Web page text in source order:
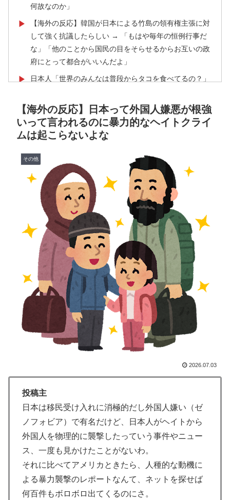
何故なのか」
▶
【海外の反応】韓国が日本による竹島の領有権主張に対
して強く抗議したらしい → 「もはや毎年の恒例行事だ
な」「他のことから国民の目をそらせるからお互いの政
府にとって都合がいいんだよ」
▶ 日本人「世界のみんなは普段からタコを食べてるの？」
83点でようやく信じた」
▶
海外「先進国で日本だけパスポート所有率が低すぎる、
何故なのか」
▶ 韓国政府、謝罪をすれば賠償を放棄する案を日本側に提
示するも拒否される＝韓国の反応
海外「中国が世界資産税を導入。財政不足を海外資産へ
の課税で補おうとする」
海外「コーヒー1杯が6ドルって何なんだ、レシートを二
度見した」値上げで買うのをやめたもの…
海外「ディズニーがゴミのようだ！」日本がアニメ化し
た米人気SF作品に絶賛の声が殺到中
▶ 韓国人「意外に日本との関係が深い地球の裏側の国がこ
ちらです‥」→「国境を越えた驚くべき歴史のつなが
り‥」
▶
移民ベトナム女達の宅飲み、レベチｗｗｗｗｗｗｗｗｗ
ｗｗｗｗｗｗｗｗｗｗｗｗｗｗｗ
【海外の反応】今永昇太、好調の秘訣はスマホ画面だと
イマナガ節を炸裂「NPBでは面白さが必須条件なの？」
▶ 増水した川に取り残されたアライグマ、パドルボードで
救助されて人の脚の下に潜り込む【海外の反応】
▶ 海外の反応：熊本の病院で手術中に熊本地震が発生、大
揺れの中でも患者を守った医師たちの対応ぶりに海外大
絶賛
▶
海外「さすが日本！」日本の医療従事者の倫理観の高さ
に海外が超感動
▶
外国人「米・ジャガイモ・パン・麺の4大主食、一生食
えないなら何を捨てる？」
【海外の反応】日本って外国人嫌悪が根強
いって言われるのに暴力的なヘイトクライ
ムは起こらないよな
その他
2026.07.03
投稿主
日本は移民受け入れに消極的だし外国人嫌い（ゼ
ノフォビア）で有名だけど、日本人がヘイトから
外国人を物理的に襲撃したっていう事件やニュー
ス、一度も見かけたことがないわ。
それに比べてアメリカときたら、人種的な動機に
よる暴力襲撃のレポートなんて、ネットを探せば
何百件もボロボロ出てくるのにさ。